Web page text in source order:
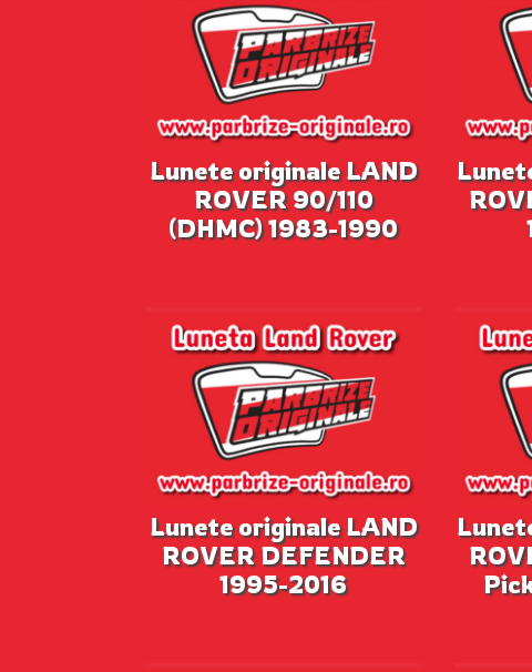
Lunete originale LAND
ROVER 90/110
(DHMC) 1983-1990
Lunete originale LAND
ROVER DEFENDER
1995-2016